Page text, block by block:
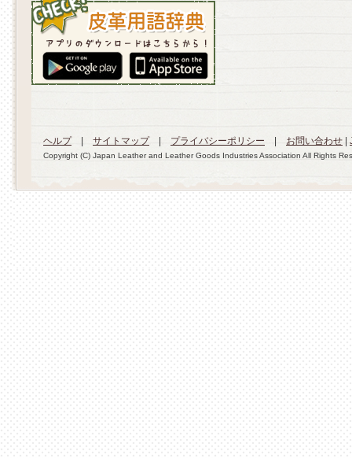
ヘルプ| サイトマップ| プライバシーポリシー お問い合わせ
Copyright (C) Japan Leather and Leather Goods Industries Association All Rights